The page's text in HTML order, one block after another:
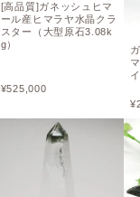
[高品質]ガネッシュヒマ
ール産ヒマラヤ水晶クラ
スター（大型原石3.08k
g）
¥525,000
¥